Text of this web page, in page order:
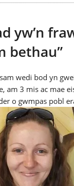
yw’n
bethau”
wedi bod yn
am 3 mis ac mae
o gwmpas pobl